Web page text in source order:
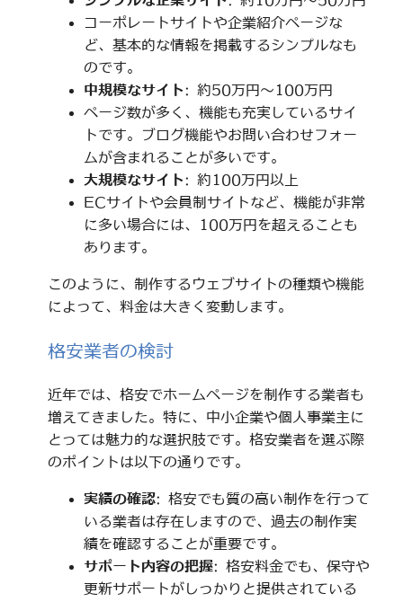
コーポレートサイトや企業紹介ページな
ど、基本的な情報を掲載するシンプルなも
のです。
中規模なサイト: 約50万円～100万円
ページ数が多く、機能も充実しているサイ
トです。ブログ機能やお問い合わせフォー
ムが含まれることが多いです。
大規模なサイト: 約100万円以上
ECサイトや会員制サイトなど、機能が非常
に多い場合には、100万円を超えることも
あります。
このように、制作するウェブサイトの種類や機能
によって、料金は大きく変動します。
格安業者の検討
近年では、格安でホームページを制作する業者も
増えてきました。特に、中小企業や個人事業主に
とっては魅力的な選択肢です。格安業者を選ぶ際
のポイントは以下の通りです。
実績の確認: 格安でも質の高い制作を行って
いる業者は存在しますので、過去の制作実
績を確認することが重要です。
サポート内容の把握: 格安料金でも、保守や
更新サポートがしっかりと提供されている